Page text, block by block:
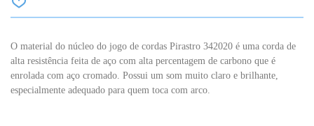
O material do núcleo do jogo de cordas Pirastro 342020 é uma corda de
alta resistência feita de aço com alta percentagem de carbono que é
enrolada com aço cromado. Possui um som muito claro e brilhante,
especialmente adequado para quem toca com arco.